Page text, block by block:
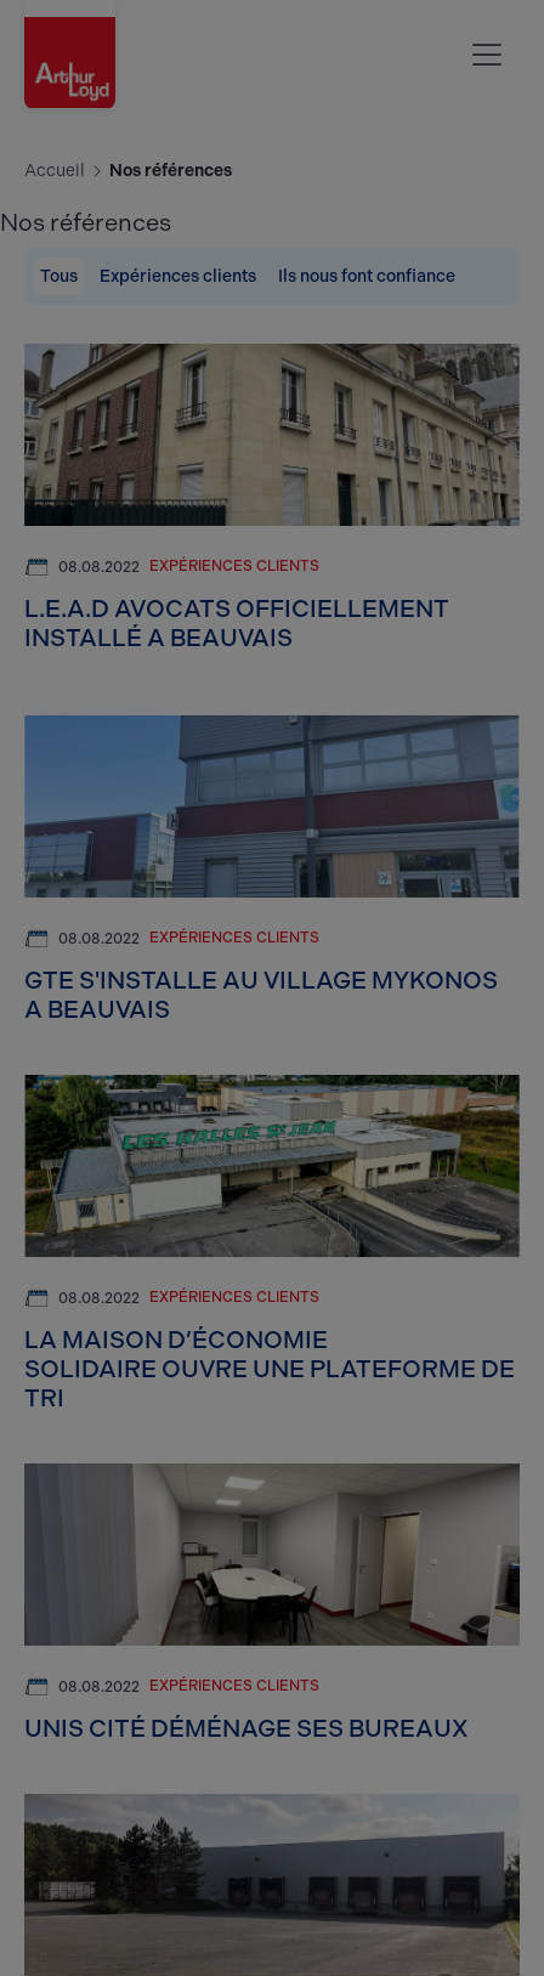
Accueil Nos références
Nos références
Tous Expériences clients Ils nous font confiance
08.08.2022 EXPÉRIENCES CLIENTS
L.E.A.D AVOCATS OFFICIELLEMENT
INSTALLÉ A BEAUVAIS
08.08.2022 EXPÉRIENCES CLIENTS
GTE S'INSTALLE AU VILLAGE MYKONOS
A BEAUVAIS
08.08.2022 EXPÉRIENCES CLIENTS
LA MAISON D’ÉCONOMIE
SOLIDAIRE OUVRE UNE PLATEFORME DE
TRI
08.08.2022 EXPÉRIENCES CLIENTS
UNIS CITÉ DÉMÉNAGE SES BUREAUX